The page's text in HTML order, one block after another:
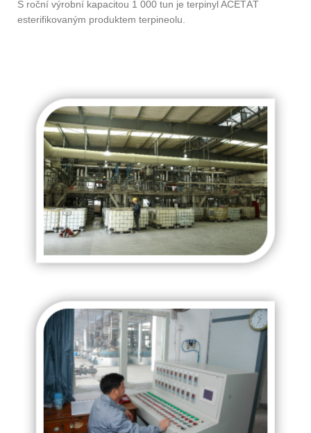
S roční výrobní kapacitou 1 000 tun je terpinyl ACETÁT
esterifikovaným produktem terpineolu.